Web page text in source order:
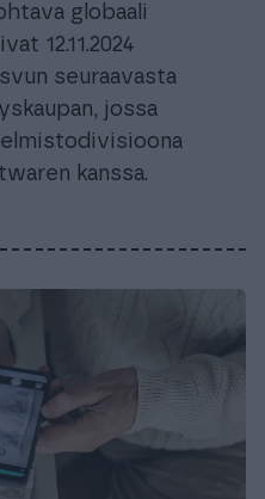
globaali
12.11.2024
seuraavasta
jossa
kanssa.